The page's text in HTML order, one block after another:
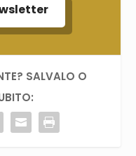
SALVALO O